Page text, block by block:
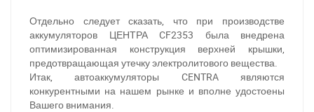
Отдельно следует сказать, что при производстве
аккумуляторов ЦЕНТРА CF2353 была внедрена
оптимизированная конструкция верхней крышки,
предотвращающая утечку электролитового вещества.
Итак, автоаккумуляторы CENTRA являются
конкурентными на нашем рынке и вполне удостоены
Вашего внимания.